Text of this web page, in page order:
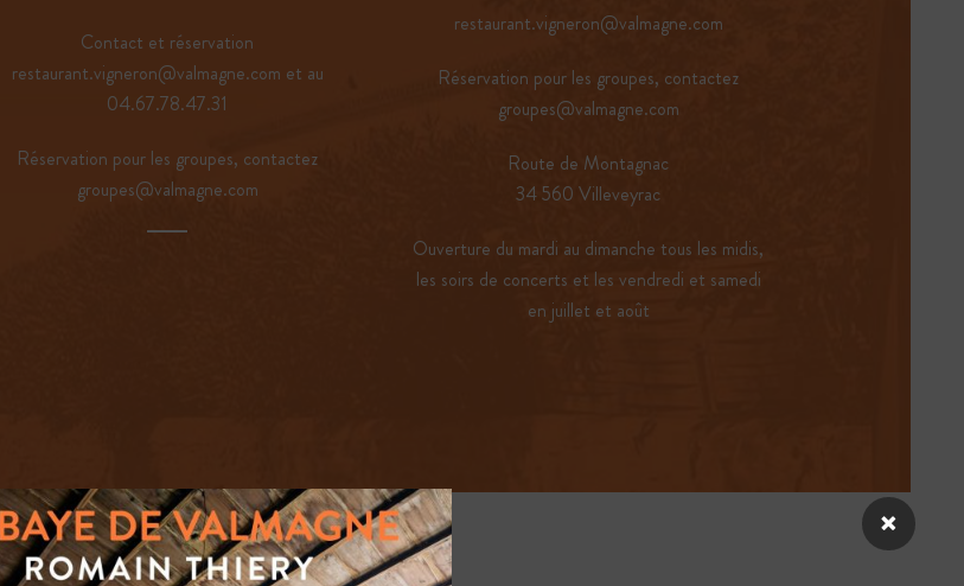
Contact et réservation
restaurant.vigneron@valmagne.com et au
04.67.78.47.31
Réservation pour les groupes, contactez
groupes@valmagne.com
restaurant.vigneron@valmagne.com
Réservation pour les groupes, contactez
groupes@valmagne.com
Route de Montagnac
34 560 Villeveyrac
Ouverture du mardi au dimanche tous les midis,
les soirs de concerts et les vendredi et samedi
en juillet et août
INFORMATIONS
×